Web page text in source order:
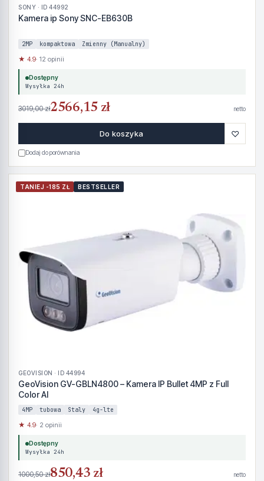
SONY · ID 44992
Kamera ip Sony SNC-EB630B
2MP kompaktowa Zmienny (Manualny)
★ 4.9· 12 opinii
Dostępny
Wysyłka 24h
3019,00 zł2566,15 zł netto
Do koszyka ♡
Dodaj do porównania
TANIEJ -185 ZŁ BESTSELLER
GEOVISION · ID 44994
GeoVision GV-GBLN4800 – Kamera IP Bullet 4MP z Full
Color AI
4MP tubowa Staly 4g-lte
★ 4.9· 2 opinii
Dostępny
Wysyłka 24h
1000,50 zł850,43 zł netto